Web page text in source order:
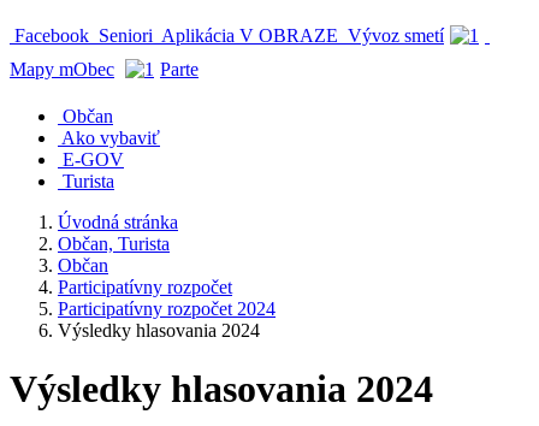
Facebook Seniori Aplikácia V OBRAZE Vývoz smetí
Mapy mObec
Parte
Občan
Ako vybaviť
E-GOV
Turista
Úvodná stránka
Občan, Turista
Občan
Participatívny rozpočet
Participatívny rozpočet 2024
Výsledky hlasovania 2024
Výsledky hlasovania 2024